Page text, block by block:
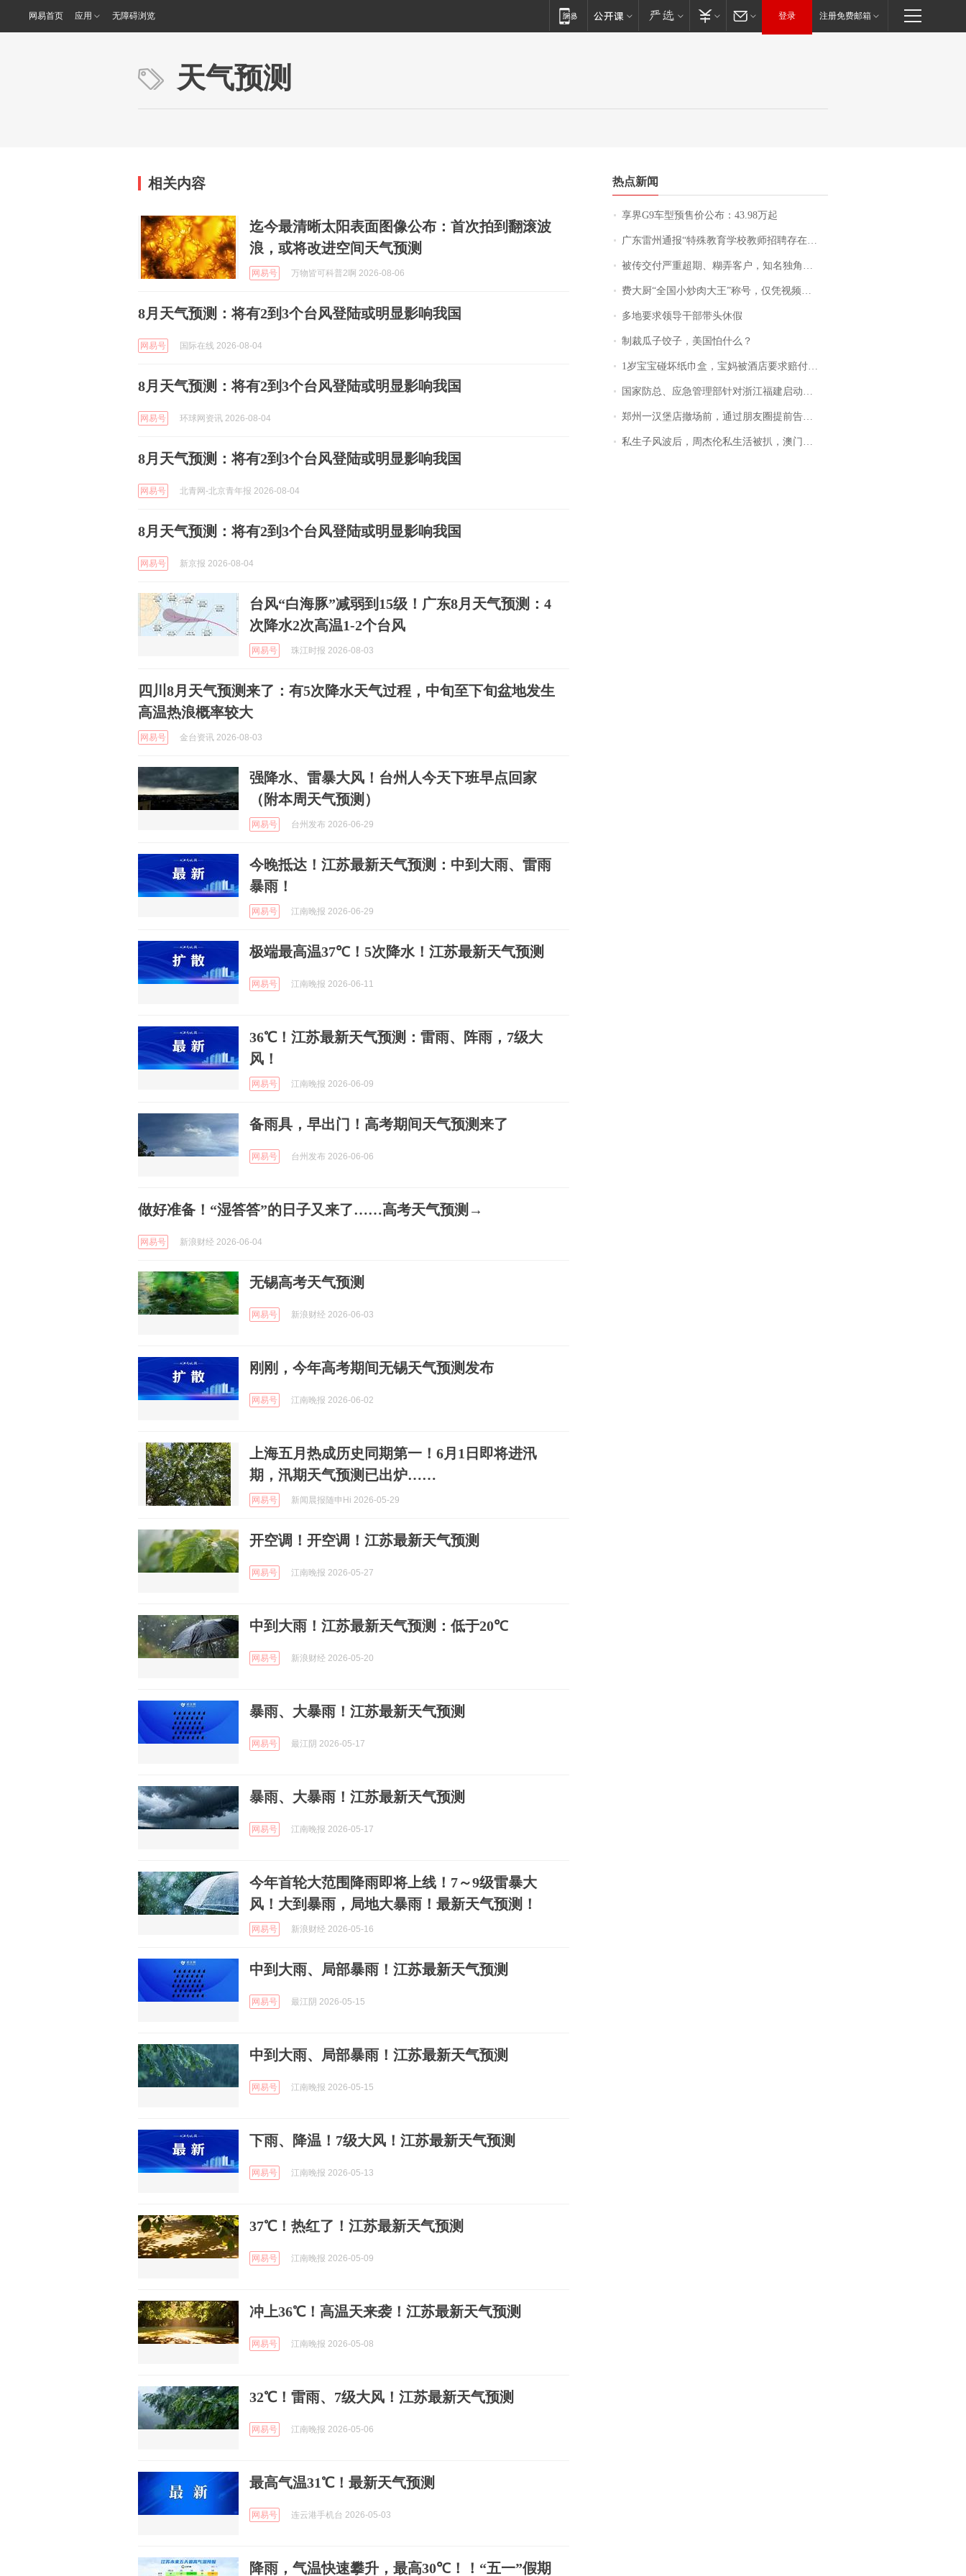
网易首页 应用 无障碍浏览 登录 注册免费邮箱
天气预测
相关内容
迄今最清晰太阳表面图像公布：首次拍到翻滚波
浪，或将改进空间天气预测
网易号 万物皆可科普2啊 2026-08-06
8月天气预测：将有2到3个台风登陆或明显影响我国
网易号 国际在线 2026-08-04
8月天气预测：将有2到3个台风登陆或明显影响我国
网易号 环球网资讯 2026-08-04
8月天气预测：将有2到3个台风登陆或明显影响我国
网易号 北青网-北京青年报 2026-08-04
8月天气预测：将有2到3个台风登陆或明显影响我国
网易号 新京报 2026-08-04
台风“白海豚”减弱到15级！广东8月天气预测：4
次降水2次高温1-2个台风
网易号 珠江时报 2026-08-03
四川8月天气预测来了：有5次降水天气过程，中旬至下旬盆地发生
高温热浪概率较大
网易号 金台资讯 2026-08-03
强降水、雷暴大风！台州人今天下班早点回家
（附本周天气预测）
网易号 台州发布 2026-06-29
今晚抵达！江苏最新天气预测：中到大雨、雷雨
暴雨！
网易号 江南晚报 2026-06-29
极端最高温37℃！5次降水！江苏最新天气预测
网易号 江南晚报 2026-06-11
36℃！江苏最新天气预测：雷雨、阵雨，7级大
风！
网易号 江南晚报 2026-06-09
备雨具，早出门！高考期间天气预测来了
网易号 台州发布 2026-06-06
做好准备！“湿答答”的日子又来了……高考天气预测→
网易号 新浪财经 2026-06-04
无锡高考天气预测
网易号 新浪财经 2026-06-03
刚刚，今年高考期间无锡天气预测发布
网易号 江南晚报 2026-06-02
上海五月热成历史同期第一！6月1日即将进汛
期，汛期天气预测已出炉……
网易号 新闻晨报随申Hi 2026-05-29
开空调！开空调！江苏最新天气预测
网易号 江南晚报 2026-05-27
中到大雨！江苏最新天气预测：低于20℃
网易号 新浪财经 2026-05-20
暴雨、大暴雨！江苏最新天气预测
网易号 最江阴 2026-05-17
暴雨、大暴雨！江苏最新天气预测
网易号 江南晚报 2026-05-17
今年首轮大范围降雨即将上线！7～9级雷暴大
风！大到暴雨，局地大暴雨！最新天气预测！
网易号 新浪财经 2026-05-16
中到大雨、局部暴雨！江苏最新天气预测
网易号 最江阴 2026-05-15
中到大雨、局部暴雨！江苏最新天气预测
网易号 江南晚报 2026-05-15
下雨、降温！7级大风！江苏最新天气预测
网易号 江南晚报 2026-05-13
37℃！热红了！江苏最新天气预测
网易号 江南晚报 2026-05-09
冲上36℃！高温天来袭！江苏最新天气预测
网易号 江南晚报 2026-05-08
32℃！雷雨、7级大风！江苏最新天气预测
网易号 江南晚报 2026-05-06
最高气温31℃！最新天气预测
网易号 连云港手机台 2026-05-03
降雨，气温快速攀升，最高30℃！！“五一”假期
热点新闻
享界G9车型预售价公布：43.98万起
广东雷州通报“特殊教育学校教师招聘存在违规行为”：已启动问责程序 副校长被停职
被传交付严重超期、糊弄客户，知名独角兽车企创始人回应：都没证据，将依法采取措施，“本人长期与美国交管局保持沟通，对方表示肯定”
费大厨“全国小炒肉大王”称号，仅凭视频评出？中国烹饪协会回应
多地要求领导干部带头休假
制裁瓜子饺子，美国怕什么？
1岁宝宝碰坏纸巾盒，宝妈被酒店要求赔付924元！三亚一酒店回复：骨瓷定制！网友一查价格，吵翻了
国家防总、应急管理部针对浙江福建启动防汛防台风四级应急响应
郑州一汉堡店撤场前，通过朋友圈提前告知逐一退费，有顾客仅剩1元也全被退回，分文不少；顾客：言而有信，让人感动
私生子风波后，周杰伦私生活被扒，澳门输10亿传闻早已经水落石出